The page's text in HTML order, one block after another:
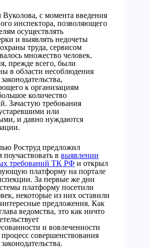
с момента введения
инспектора, позволяющего
осуществлять
и выявлять недочеты
труда, сервисом
множество человек.
прежде всего, были
в области несоблюдения
к организациям
количество
Зачастую требования
или
и давно нуждаются
Роструд предложил
в выявлении
требований ТК РФ и открыл
платформу на портале
За первые же дни
платформу посетили
некоторые из них оставили
предложения. Как
ведомства, это как ничто
и вовлеченности
совершенствования